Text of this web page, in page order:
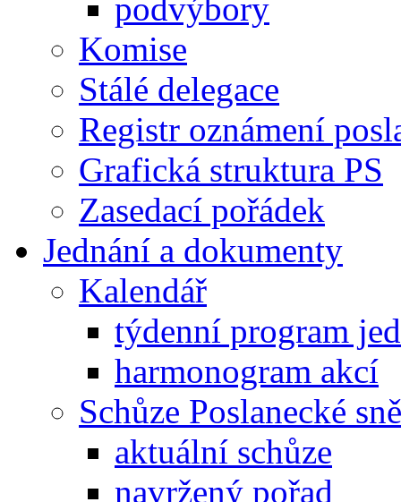
podvýbory
Komise
Stálé delegace
Registr oznámení
Grafická struktura PS
Zasedací pořádek
Jednání a dokumenty
Kalendář
týdenní program
harmonogram akcí
Schůze Poslanecké
aktuální schůze
navržený pořad